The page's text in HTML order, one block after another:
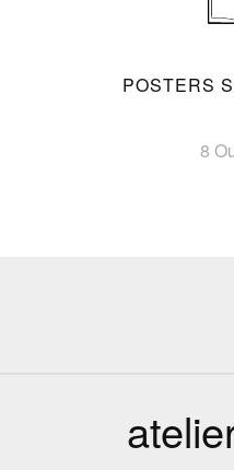
POSTERS
8